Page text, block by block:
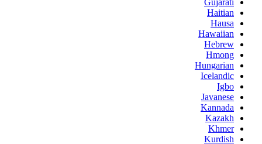
Gujarati
Haitian
Hausa
Hawaiian
Hebrew
Hmong
Hungarian
Icelandic
Igbo
Javanese
Kannada
Kazakh
Khmer
Kurdish